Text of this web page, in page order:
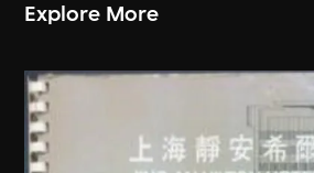
Explore More